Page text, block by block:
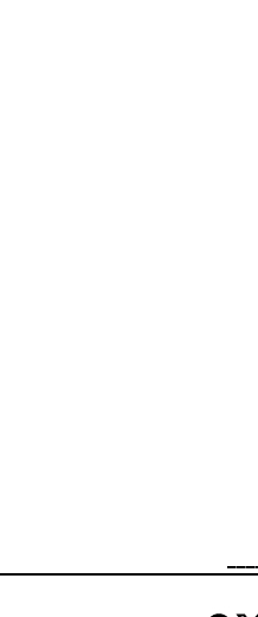
consulta
verificado